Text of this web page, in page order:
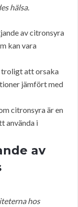
hälsa.
av citronsyra
kan vara
troligt att orsaka
jämfört med
citronsyra är en
använda i
av
hos